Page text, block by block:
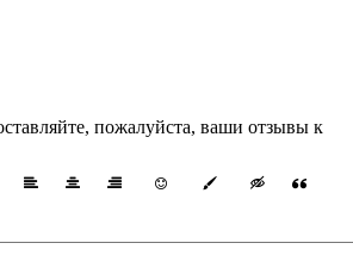
пожалуйста, ваши отзывы к